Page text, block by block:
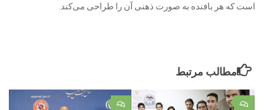
است که هر بافنده به صورت ذهنی آن را طراحی می‌کند.
مطالب مرتبط
۰ ۰